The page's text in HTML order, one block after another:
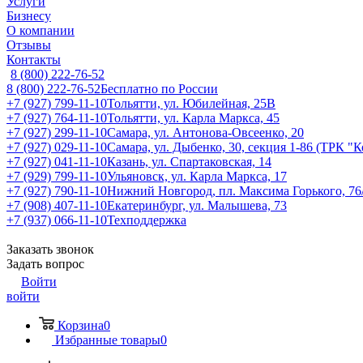
Бизнесу
О компании
Отзывы
Контакты
8 (800) 222-76-52
8 (800) 222-76-52Бесплатно по России
+7 (927) 799-11-10Тольятти, ул. Юбилейная, 25В
+7 (927) 764-11-10Тольятти, ул. Карла Маркса, 45
+7 (927) 299-11-10Самара, ул. Антонова-Овсеенко, 20
+7 (927) 029-11-10Самара, ул. Дыбенко, 30, секция 1-86 (ТРК
+7 (927) 041-11-10Казань, ул. Спартаковская, 14
+7 (929) 799-11-10Ульяновск, ул. Карла Маркса, 17
+7 (927) 790-11-10Нижний Новгород, пл. Максима Горького,
+7 (908) 407-11-10Екатеринбург, ул. Малышева, 73
+7 (937) 066-11-10Техподдержка
Заказать звонок
Задать вопрос
Войти
войти
Корзина0
Избранные товары0